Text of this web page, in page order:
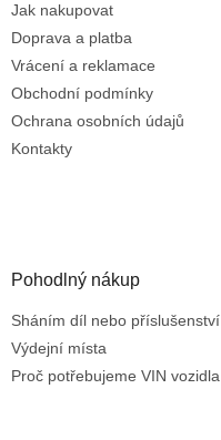
Jak nakupovat
Doprava a platba
Vrácení a reklamace
Obchodní podmínky
Ochrana osobních údajů
Kontakty
Pohodlný nákup
Sháním díl nebo příslušenství
Výdejní místa
Proč potřebujeme VIN vozidla